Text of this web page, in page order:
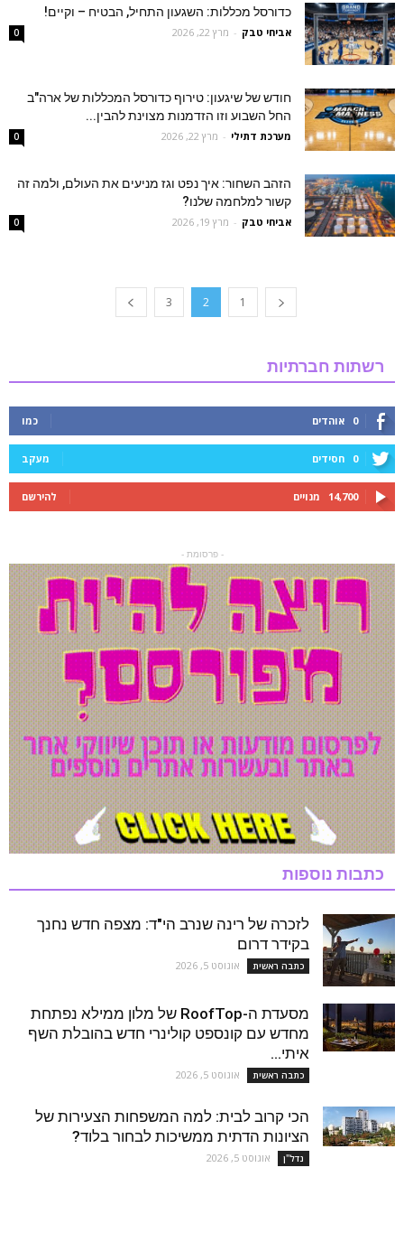
כדורסל מכללות: השגעון התחיל, הבטיח – וקיים!
אביחי טבק - מרץ 22, 2026 0
חודש של שיגעון: טירוף כדורסל המכללות של ארה"ב
החל השבוע וזו הזדמנות מצוינת להבין...
מערכת דתילי - מרץ 22, 2026 0
הזהב השחור: איך נפט וגז מניעים את העולם, ולמה זה
קשור למלחמה שלנו?
אביחי טבק - מרץ 19, 2026 0
1
2
3
רשתות חברתיות
0 אוהדים כמו
0 חסידים מעקב
14,700 מנויים להירשם
- פרסומת -
כתבות נוספות
לזכרה של רינה שנרב הי"ד: מצפה חדש נחנך
בקידר דרום
כתבה ראשית אוגוסט 5, 2026
מסעדת ה-RoofTop של מלון ממילא נפתחת
מחדש עם קונספט קולינרי חדש בהובלת השף
איתי...
כתבה ראשית אוגוסט 5, 2026
הכי קרוב לבית: למה המשפחות הצעירות של
הציונות הדתית ממשיכות לבחור בלוד?
נדל''ן אוגוסט 5, 2026